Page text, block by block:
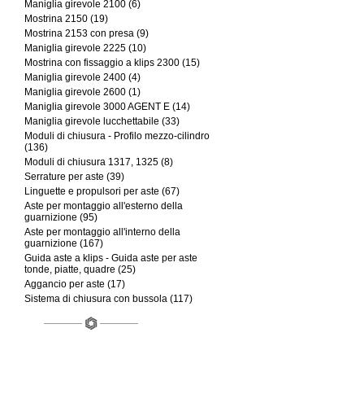
Maniglia girevole 2100 (6)
Mostrina 2150 (19)
Mostrina 2153 con presa (9)
Maniglia girevole 2225 (10)
Mostrina con fissaggio a klips 2300 (15)
Maniglia girevole 2400 (4)
Maniglia girevole 2600 (1)
Maniglia girevole 3000 AGENT E (14)
Maniglia girevole lucchettabile (33)
Moduli di chiusura - Profilo mezzo-cilindro
(136)
Moduli di chiusura 1317, 1325 (8)
Serrature per aste (39)
Linguette e propulsori per aste (67)
Aste per montaggio all'esterno della
guarnizione (95)
Aste per montaggio all'interno della
guarnizione (167)
Guida aste a klips - Guida aste per aste
tonde, piatte, quadre (25)
Aggancio per aste (17)
Sistema di chiusura con bussola (117)